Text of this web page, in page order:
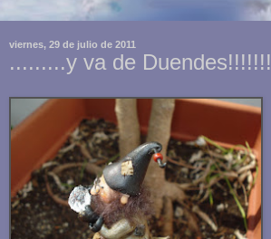
viernes, 29 de julio de 2011
.........y va de Duendes!!!!!!!